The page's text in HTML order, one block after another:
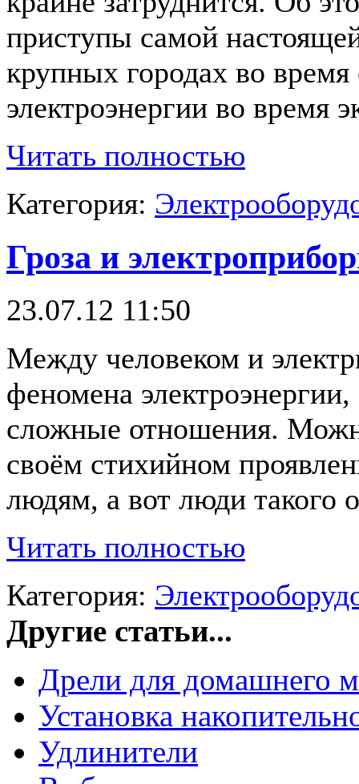
приступы самой
крупных городах во
электроэнергии во время
Читать полностью
Категория:
Гроза и
23.07.12 11:50
Между человеком и
феномена
сложные отношения.
своём стихийном
людям, а вот люди такого
Читать полностью
Категория:
Другие статьи...
Дрели для домашнего
Установка
Удлинители